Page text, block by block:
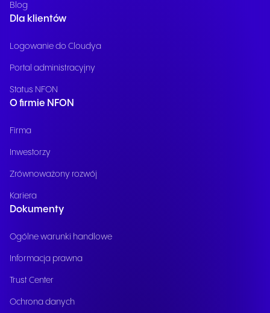
Blog
Dla klientów
Logowanie do Cloudya
Portal administracyjny
Status NFON
O firmie NFON
Firma
Inwestorzy
Zrównoważony rozwój
Kariera
Dokumenty
Ogólne warunki handlowe
Informacja prawna
Trust Center
Ochrona danych